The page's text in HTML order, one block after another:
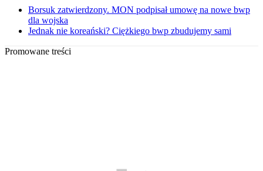
Borsuk zatwierdzony. MON podpisał umowę na nowe bwp
dla wojska
Jednak nie koreański? Ciężkiego bwp zbudujemy sami
Promowane treści